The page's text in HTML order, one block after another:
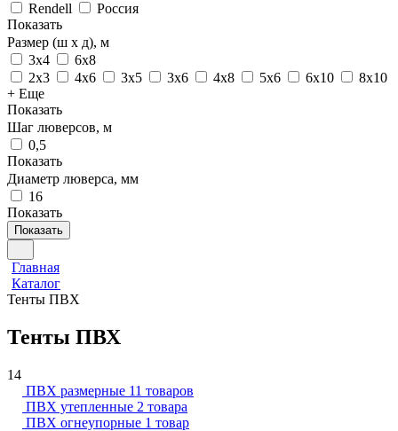
Rendell
Россия
Показать
Размер (ш х д), м
3х4
6х8
2х3
4х6 3х5 3х6 4х8 5х6 6х10
8х10
+ Еще
Показать
Шаг люверсов, м
0,5
Показать
Диаметр люверса, мм
16
Показать
Показать
Главная
Каталог
Тенты ПВХ
Тенты ПВХ
14
ПВХ размерные 11 товаров
ПВХ утепленные 2 товара
ПВХ огнеупорные 1 товар